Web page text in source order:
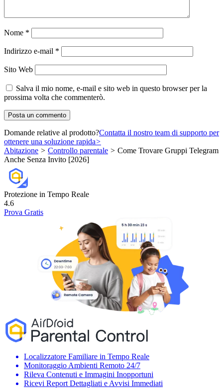
Nome *
Indirizzo e-mail *
Sito Web
Salva il mio nome, e-mail e sito web in questo browser per la
prossima volta che commenterò.
Domande relative al prodotto?Contatta il nostro team di supporto per
ottenere una soluzione rapida>
Abitazione > Controllo parentale > Come Trovare Gruppi Telegram
Anche Senza Invito [2026]
Protezione in Tempo Reale
4.6
Prova Gratis
Localizzatore Familiare in Tempo Reale
Monitoraggio Ambienti Remoto 24/7
Rileva Contenuti e Immagini Inopportuni
Ricevi Report Dettagliati e Avvisi Immediati